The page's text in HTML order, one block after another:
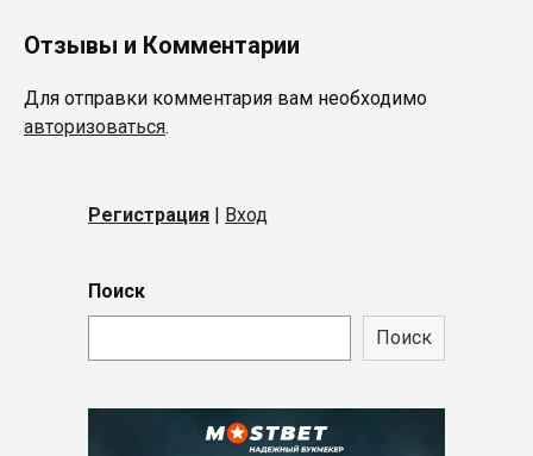
Отзывы и Комментарии
Для отправки комментария вам необходимо
авторизоваться.
Регистрация Вход
Поиск
Поиск